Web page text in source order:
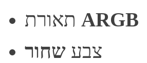
ARGB
צבע שחור